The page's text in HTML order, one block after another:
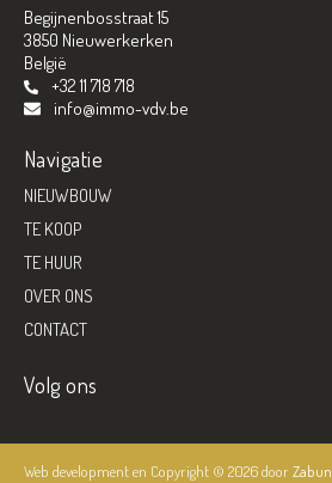
Begijnenbosstraat 15
3850 Nieuwerkerken
België
+32 11 718 718
info@immo-vdv.be
Navigatie
NIEUWBOUW
TE KOOP
TE HUUR
OVER ONS
CONTACT
Volg ons
Web development en Copyright © 2026 doorZabun